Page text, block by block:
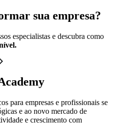
sua empresa?
especialistas e descubra como
para empresas e profissionais se
e ao novo mercado de
e crescimento com